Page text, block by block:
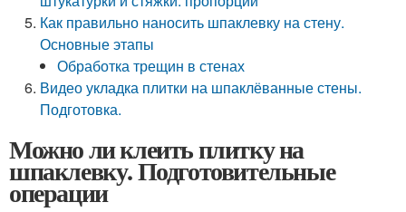
Как правильно наносить шпаклевку на стену.
Основные этапы
Обработка трещин в стенах
Видео укладка плитки на шпаклёванные стены.
Подготовка.
Можно ли клеить плитку на
шпаклевку. Подготовительные
операции